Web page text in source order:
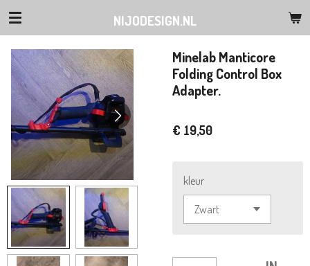
Ga
naar
de
hoofdinhoud
NIJODESIGN.NL
Minelab Manticore
Folding Control Box
Adapter.
€ 19,50
kleur